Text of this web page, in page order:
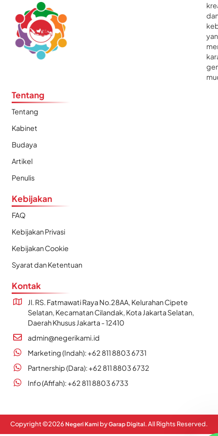
Tentang
Tentang
Kabinet
Budaya
Artikel
Penulis
Kebijakan
FAQ
Kebijakan Privasi
Kebijakan Cookie
Syarat dan Ketentuan
Kontak
Jl. RS. Fatmawati Raya No.28AA, Kelurahan Cipete
Selatan, Kecamatan Cilandak, Kota Jakarta Selatan,
Daerah Khusus Jakarta - 12410
admin@negerikami.id
Marketing (Indah): +62 811 8803 6731
Partnership (Dara): +62 811 8803 6732
Info (Afifah): +62 811 8803 6733
Copyright ©2026 Negeri Kami byGarap Digital. All Rights Reserved.